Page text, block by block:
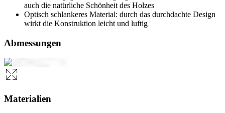
auch die natürliche Schönheit des Holzes
Optisch schlankeres Material: durch das durchdachte Design
wirkt die Konstruktion leicht und luftig
Abmessungen
Materialien